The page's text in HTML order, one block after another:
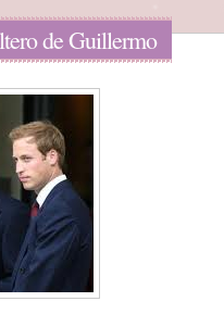
de Guillermo